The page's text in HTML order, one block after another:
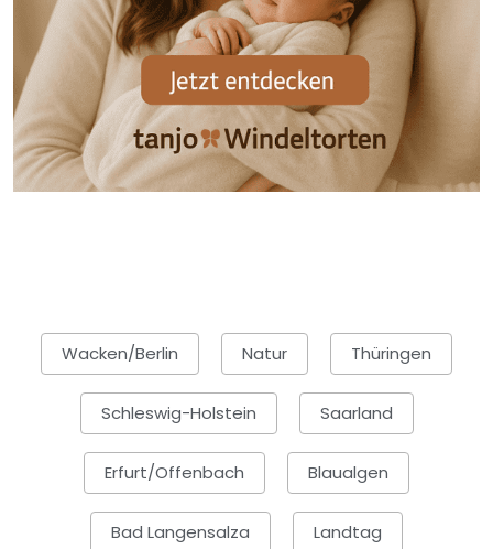
Wacken/Berlin Natur Thüringen
Schleswig-Holstein Saarland
Erfurt/Offenbach Blaualgen
Bad Langensalza Landtag